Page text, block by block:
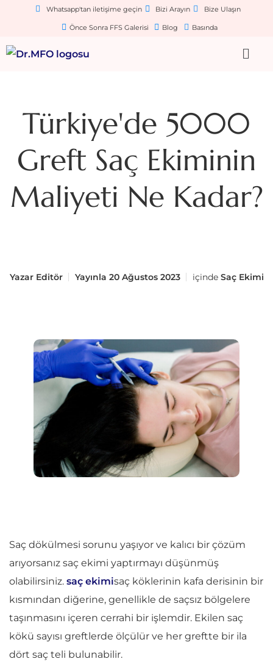
Whatsapp'tan iletişime geçin Bizi Arayın Bize Ulaşın
Önce Sonra FFS Galerisi Blog Basında
Türkiye'de 5000
Greft Saç Ekiminin
Maliyeti Ne Kadar?
YazarEditör Yayınla 20 Ağustos 2023 içinde Saç Ekimi
Saç dökülmesi sorunu yaşıyor ve kalıcı bir çözüm
arıyorsanız saç ekimi yaptırmayı düşünmüş
olabilirsiniz. saç ekimisaç köklerinin kafa derisinin bir
kısmından diğerine, genellikle de saçsız bölgelere
taşınmasını içeren cerrahi bir işlemdir. Ekilen saç
kökü sayısı greftlerde ölçülür ve her greftte bir ila
dört saç teli bulunabilir.